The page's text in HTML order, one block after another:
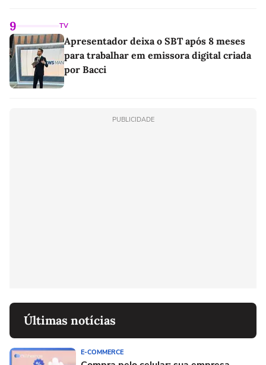
9 TV
Apresentador deixa o SBT após 8 meses
para trabalhar em emissora digital criada
por Bacci
PUBLICIDADE
Últimas notícias
E-COMMERCE